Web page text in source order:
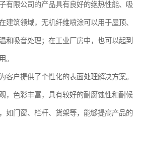
有限公司的产品具有良好的绝热性能、吸
建筑领域，无机纤维喷涂可以用于屋顶、
和吸音处理；在工业厂房中，也可以起到
。
客户提供了个性化的表面处理解决方案。
，色彩丰富，具有较好的耐腐蚀性和耐候
如门窗、栏杆、货架等，能够提高产品的